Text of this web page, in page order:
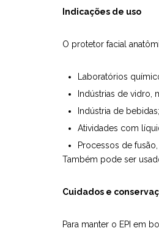
Indicações de uso
O protetor facial
Laboratórios
Indústrias de vidro,
Indústria de bebidas;
Atividades com
Processos de
Também pode ser
Cuidados e
Para manter o EPI em